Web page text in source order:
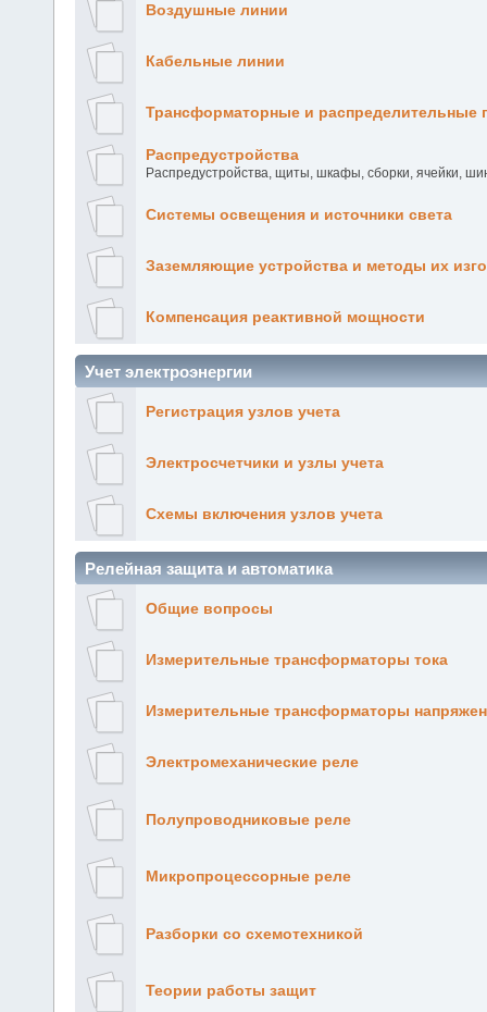
Воздушные линии
Кабельные линии
Трансформаторные и распределительные
Распредустройства
Распредустройства, щиты, шкафы, сборки, ячейки,
Системы освещения и источники света
Заземляющие устройства и методы их
Компенсация реактивной мощности
Учет электроэнергии
Регистрация узлов учета
Электросчетчики и узлы учета
Схемы включения узлов учета
Релейная защита и автоматика
Общие вопросы
Измерительные трансформаторы тока
Измерительные трансформаторы
Электромеханические реле
Полупроводниковые реле
Микропроцессорные реле
Разборки со схемотехникой
Теории работы защит